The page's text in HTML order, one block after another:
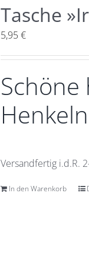
Tasche
5,95€
Versandfertig i.d.R.
In den Warenkorb